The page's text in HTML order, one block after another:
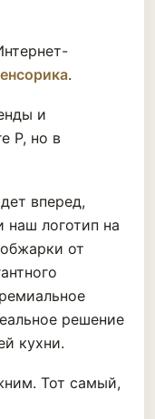
.
и
P, но в
вперед,
наш логотип на
от
решение
кухни.
Тот самый,